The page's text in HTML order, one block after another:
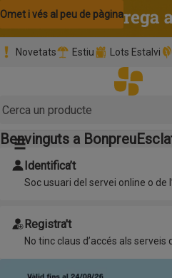
Omet i vés al contingut
Omet i vés a la cerca
Omet i vés al peu de pàgina
Novetats Estiu Lots Estalvi
Promoció clients nous
Botó del menú principal
Benvinguts a
Identifica’t
Soc usuari del servei online o de
Registra't
No tinc claus d’accés als serveis